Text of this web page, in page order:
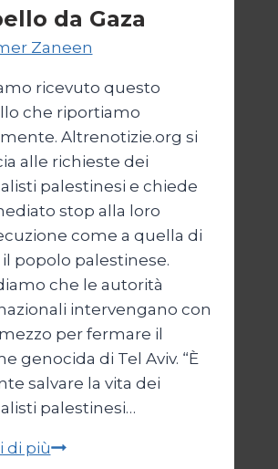
da Gaza
Zaneen
ricevuto questo
che riportiamo
Altrenotizie.org si
alle richieste dei
palestinesi e chiede
stop alla loro
come a quella di
popolo palestinese.
che le autorità
intervengano con
per fermare il
genocida di Tel Aviv. “È
salvare la vita dei
palestinesi…
di piùGiornalisti,